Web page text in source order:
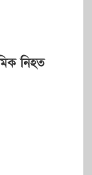
নিহত